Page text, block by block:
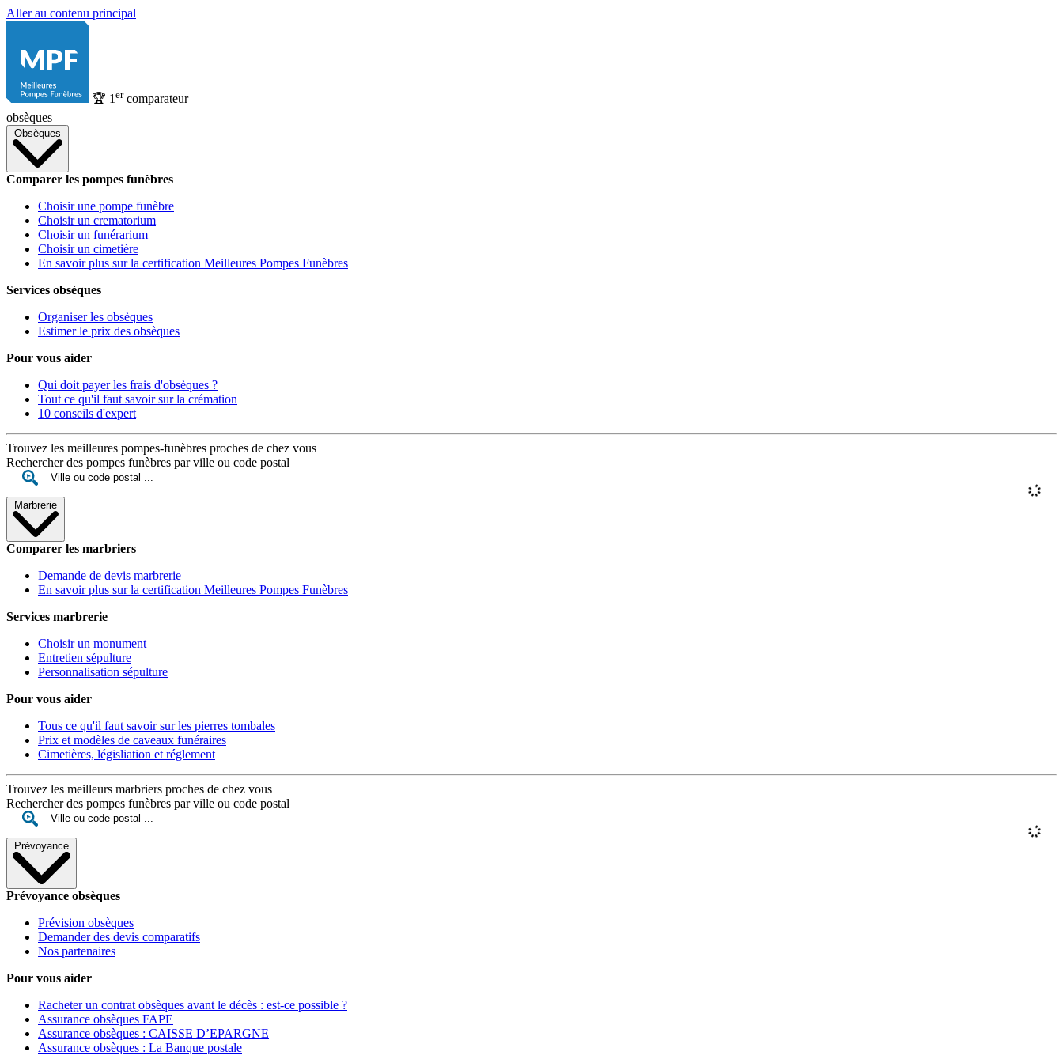
Aller au contenu principal
🏆 1 ercomparateur
obsèques
Obsèques
Comparer les pompes funèbres
Choisir une pompe funèbre
Choisir un crematorium
Choisir un funérarium
Choisir un cimetière
En savoir plus sur la certification Meilleures Pompes Funèbres
Services obsèques
Organiser les obsèques
Estimer le prix des obsèques
Pour vous aider
Qui doit payer les frais d'obsèques ?
Tout ce qu'il faut savoir sur la crémation
10 conseils d'expert
Trouvez les meilleures pompes-funèbres proches de chez vous
Rechercher des pompes funèbres par ville ou code postal
Marbrerie
Comparer les marbriers
Demande de devis marbrerie
En savoir plus sur la certification Meilleures Pompes Funèbres
Services marbrerie
Choisir un monument
Entretien sépulture
Personnalisation sépulture
Pour vous aider
Tous ce qu'il faut savoir sur les pierres tombales
Prix et modèles de caveaux funéraires
Cimetières, législiation et réglement
Trouvez les meilleurs marbriers proches de chez vous
Rechercher des pompes funèbres par ville ou code postal
Prévoyance
Prévoyance obsèques
Prévision obsèques
Demander des devis comparatifs
Nos partenaires
Pour vous aider
Racheter un contrat obsèques avant le décès : est-ce possible ?
Assurance obsèques FAPE
Assurance obsèques : CAISSE D’EPARGNE
Assurance obsèques : La Banque postale